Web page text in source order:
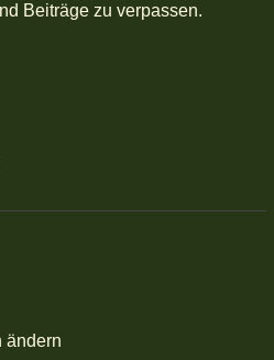
Beiträge zu verpassen.
ändern